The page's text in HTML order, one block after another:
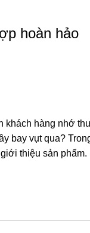
hoàn hảo
khách hàng nhớ
bay vụt qua?
thiệu sản phẩm.